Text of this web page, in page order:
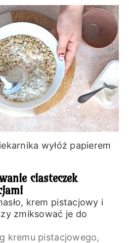
wyłóż papierem
ciasteczek
krem pistacjowy i
zmiksować je do
kremu pistacjowego,